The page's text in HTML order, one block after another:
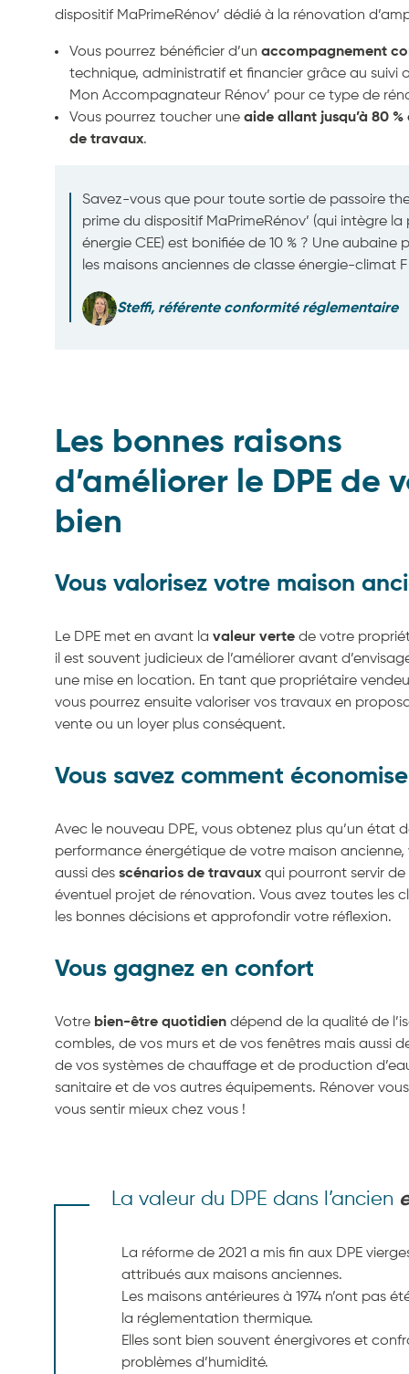
dispositif MaPrimeRénov’ dédié à la rénovation
Vous pourrez bénéficier d’un accompagnement
technique, administratif et financier grâce au suivi
Mon Accompagnateur Rénov’ pour ce type de
Vous pourrez toucher une aide allant jusqu’à 80
de travaux.
Savez-vous que pour toute sortie de passoire
prime du dispositif MaPrimeRénov’ (qui intègre la
énergie CEE) est bonifiée de 10 % ? Une aubaine
les maisons anciennes de classe énergie-climat
Steffi, référente conformité réglementaire
Les bonnes raisons
d’améliorer le DPE de
bien
Vous valorisez votre maison
Le DPE met en avant la valeur verte de votre
il est souvent judicieux de l’améliorer avant
une mise en location. En tant que propriétaire
vous pourrez ensuite valoriser vos travaux en
vente ou un loyer plus conséquent.
Vous savez comment
Avec le nouveau DPE, vous obtenez plus qu’un état
performance énergétique de votre maison
aussi des scénarios de travaux qui pourront servir
éventuel projet de rénovation. Vous avez toutes les
les bonnes décisions et approfondir votre réflexion.
Vous gagnez en confort
Votre bien-être quotidien dépend de la qualité de
combles, de vos murs et de vos fenêtres mais aussi
de vos systèmes de chauffage et de production
sanitaire et de vos autres équipements. Rénover
vous sentir mieux chez vous !
La valeur du DPE dans l’ancien
La réforme de 2021 a mis fin aux DPE
attribués aux maisons anciennes.
Les maisons antérieures à 1974 n’ont pas
la réglementation thermique.
Elles sont bien souvent énergivores et
problèmes d’humidité.